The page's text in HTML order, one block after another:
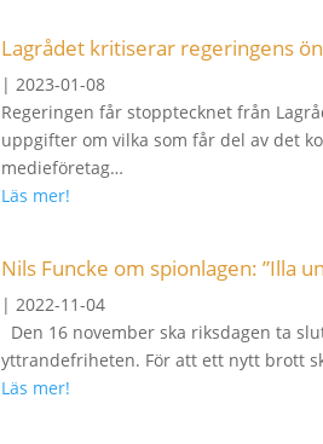
Lagrådet kritiserar regeringens
| 2023-01-08
Regeringen får stopptecknet från
uppgifter om vilka som får del av det
medieföretag…
Läs mer!
Nils Funcke om spionlagen: ”Illa
| 2022-11-04
Den 16 november ska riksdagen ta
yttrandefriheten. För att ett nytt brott
Läs mer!